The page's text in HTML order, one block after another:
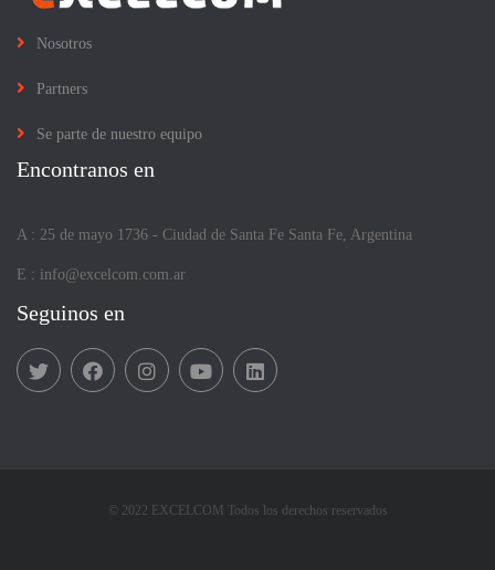
Nosotros
Partners
Se parte de nuestro equipo
Encontranos en
A : 25 de mayo 1736 - Ciudad de Santa Fe Santa Fe, Argentina
E : info@excelcom.com.ar
Seguinos en
© 2022 EXCELCOM Todos los derechos reservados